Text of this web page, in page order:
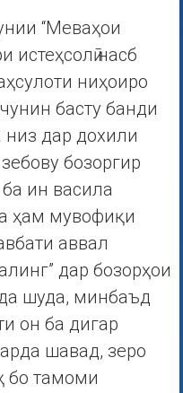
“Меваҳои
истеҳсолӣ насб
ниҳоиро
басту банди
дар дохили
бозоргир
ба ин васила
ҳам мувофиқи
аввал
дар бозорҳои
шуда, минбаъд
он ба дигар
шавад, зеро
бо тамоми